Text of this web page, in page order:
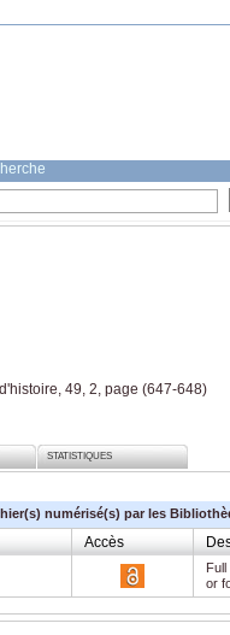
49, 2, page (647-648)
STATISTIQUES
numérisé(s) par les
Accès
or